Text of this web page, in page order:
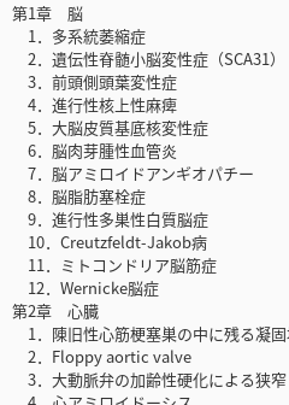
第1章 脳
1．多系統萎縮症
2．遺伝性脊髄小脳変性症（SCA31）
3．前頭側頭葉変性症
4．進行性核上性麻痺
5．大脳皮質基底核変性症
6．脳肉芽腫性血管炎
7．脳アミロイドアンギオパチー
8．脳脂肪塞栓症
9．進行性多巣性白質脳症
10．Creutzfeldt-Jakob病
11．ミトコンドリア脳筋症
12．Wernicke脳症
第2章 心臓
1．陳旧性心筋梗塞巣の中に残る凝
2．Floppy aortic valve
3．大動脈弁の加齢性硬化による狭窄